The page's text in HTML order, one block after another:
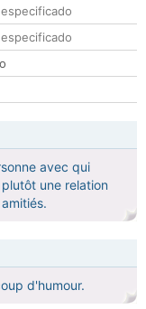
avec qui
une relation
d'humour.